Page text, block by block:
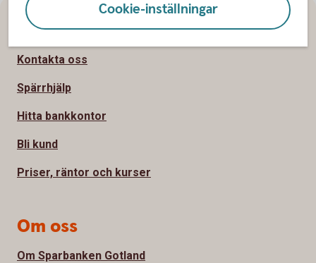
Cookie-inställningar
Sidfot
Hitta snabbt
Kontakta oss
Spärrhjälp
Hitta bankkontor
Bli kund
Priser, räntor och kurser
Om oss
Om Sparbanken Gotland